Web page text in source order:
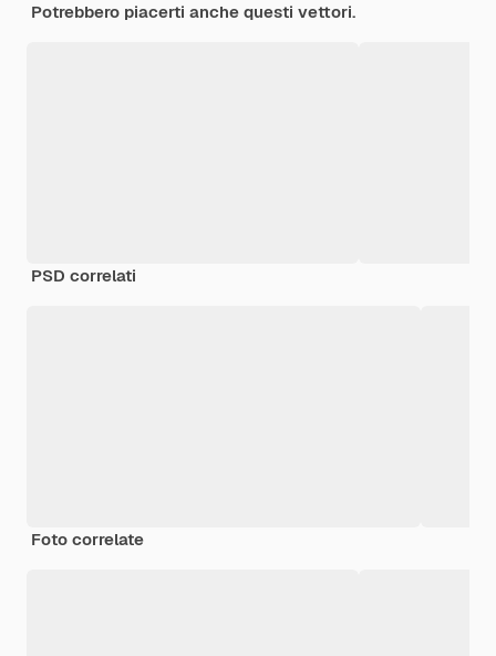
Potrebbero piacerti anche questi vettori.
PSD correlati
Foto correlate